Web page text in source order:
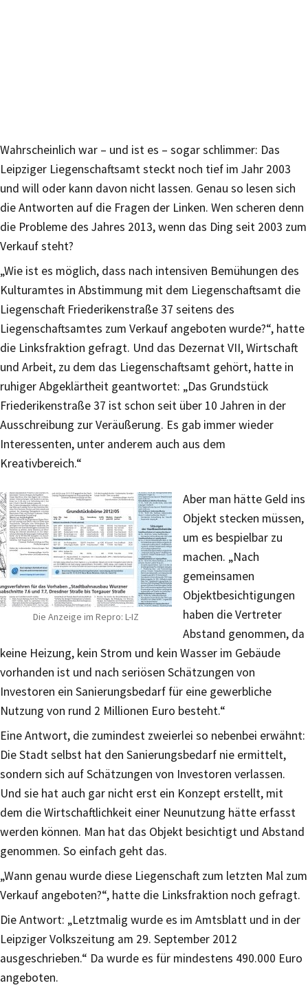
Wahrscheinlich war – und ist es – sogar schlimmer: Das
Leipziger Liegenschaftsamt steckt noch tief im Jahr 2003
und will oder kann davon nicht lassen. Genau so lesen sich
die Antworten auf die Fragen der Linken. Wen scheren denn
die Probleme des Jahres 2013, wenn das Ding seit 2003 zum
Verkauf steht?
„Wie ist es möglich, dass nach intensiven Bemühungen des
Kulturamtes in Abstimmung mit dem Liegenschaftsamt die
Liegenschaft Friederikenstraße 37 seitens des
Liegenschaftsamtes zum Verkauf angeboten wurde?“, hatte
die Linksfraktion gefragt. Und das Dezernat VII, Wirtschaft
und Arbeit, zu dem das Liegenschaftsamt gehört, hatte in
ruhiger Abgeklärtheit geantwortet: „Das Grundstück
Friederikenstraße 37 ist schon seit über 10 Jahren in der
Ausschreibung zur Veräußerung. Es gab immer wieder
Interessenten, unter anderem auch aus dem
Kreativbereich.“
Die Anzeige im Repro: L-IZ
Aber man hätte Geld ins
Objekt stecken müssen,
um es bespielbar zu
machen. „Nach
gemeinsamen
Objektbesichtigungen
haben die Vertreter
Abstand genommen, da
keine Heizung, kein Strom und kein Wasser im Gebäude
vorhanden ist und nach seriösen Schätzungen von
Investoren ein Sanierungsbedarf für eine gewerbliche
Nutzung von rund 2 Millionen Euro besteht.“
Eine Antwort, die zumindest zweierlei so nebenbei erwähnt:
Die Stadt selbst hat den Sanierungsbedarf nie ermittelt,
sondern sich auf Schätzungen von Investoren verlassen.
Und sie hat auch gar nicht erst ein Konzept erstellt, mit
dem die Wirtschaftlichkeit einer Neunutzung hätte erfasst
werden können. Man hat das Objekt besichtigt und Abstand
genommen. So einfach geht das.
„Wann genau wurde diese Liegenschaft zum letzten Mal zum
Verkauf angeboten?“, hatte die Linksfraktion noch gefragt.
Die Antwort: „Letztmalig wurde es im Amtsblatt und in der
Leipziger Volkszeitung am 29. September 2012
ausgeschrieben.“ Da wurde es für mindestens 490.000 Euro
angeboten.